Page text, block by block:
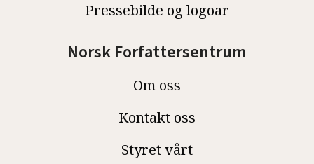
Pressebilde og logoar
Norsk Forfattersentrum
Om oss
Kontakt oss
Styret vårt